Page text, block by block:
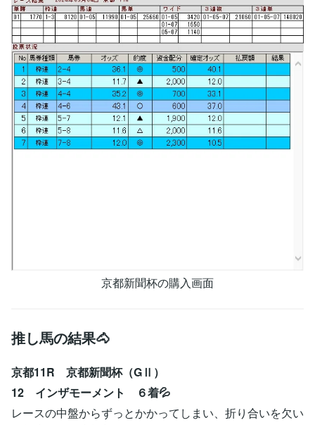
京都新聞杯の購入画面
推し馬の結果🐴
京都11R 京都新聞杯（GⅡ）
12 インザモーメント ６着💦
レースの中盤からずっとかかってしまい、折り合いを欠い